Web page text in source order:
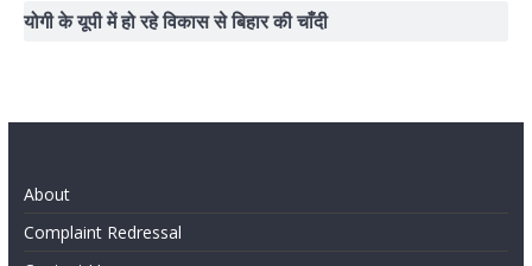
योगी के यूपी में हो रहे विकास से बिहार की चाँदी
About
Complaint Redressal